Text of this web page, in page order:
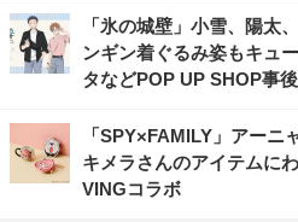
「氷の城壁」小雪、陽太
ンギン着ぐるみ姿もキュ
タなどPOP UP SHOP事
「SPY×FAMILY」アーニ
キメラさんのアイテムに
VINGコラボ